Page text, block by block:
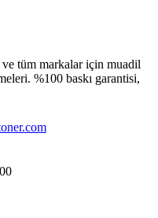
tüm markalar için muadil
%100 baskı garantisi,